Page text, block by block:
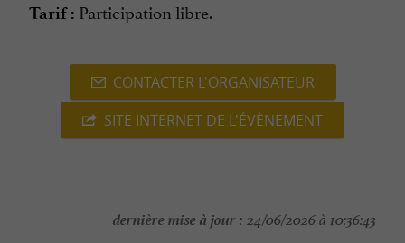
Tarif : Participation libre.
CONTACTER L'ORGANISATEUR
SITE INTERNET DE L'ÉVÈNEMENT
dernière mise à jour : 24/06/2026 à 10:36:43